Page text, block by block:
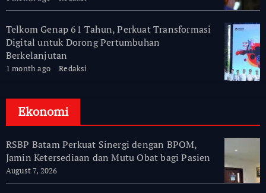
Telkom Genap 61 Tahun, Perkuat Transformasi
Digital untuk Dorong Pertumbuhan
Berkelanjutan
1 month ago Redaksi
Ekonomi
RSBP Batam Perkuat Sinergi dengan BPOM,
Jamin Ketersediaan dan Mutu Obat bagi Pasien
August 7, 2026